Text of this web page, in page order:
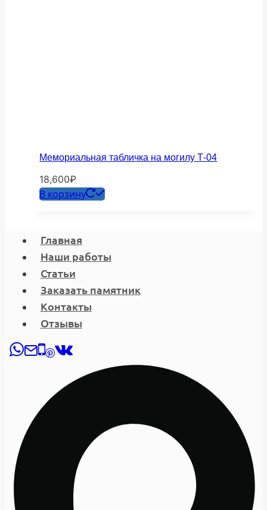
Мемориальная табличка на могилу Т-04
18,600₽
В корзину
Главная
Наши работы
Статьи
Заказать памятник
Контакты
Отзывы